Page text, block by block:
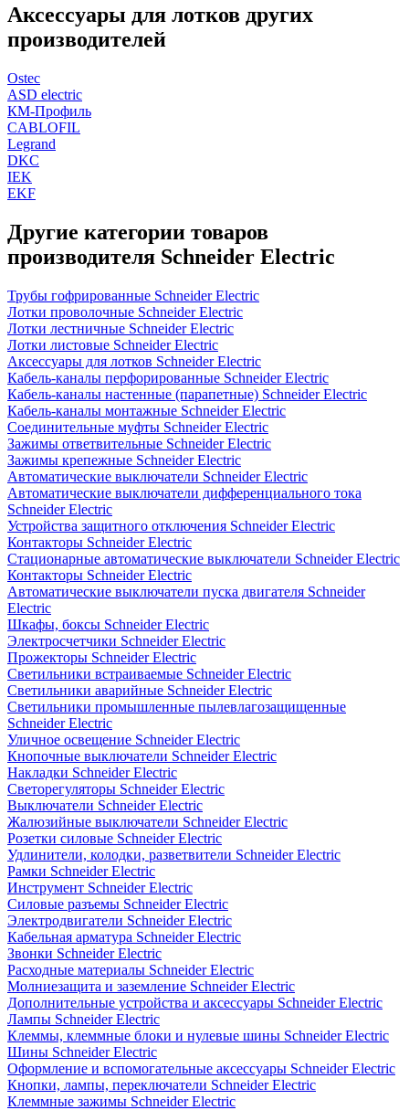
Аксессуары для лотков других
производителей
Ostec
ASD electric
КМ-Профиль
CABLOFIL
Legrand
DKC
IEK
EKF
Другие категории товаров
производителя Schneider Electric
Трубы гофрированные Schneider Electric
Лотки проволочные Schneider Electric
Лотки лестничные Schneider Electric
Лотки листовые Schneider Electric
Аксессуары для лотков Schneider Electric
Кабель-каналы перфорированные Schneider Electric
Кабель-каналы настенные (парапетные) Schneider Electric
Кабель-каналы монтажные Schneider Electric
Соединительные муфты Schneider Electric
Зажимы ответвительные Schneider Electric
Зажимы крепежные Schneider Electric
Автоматические выключатели Schneider Electric
Автоматические выключатели дифференциального тока
Schneider Electric
Устройства защитного отключения Schneider Electric
Контакторы Schneider Electric
Стационарные автоматические выключатели Schneider Electric
Контакторы Schneider Electric
Автоматические выключатели пуска двигателя Schneider
Electric
Шкафы, боксы Schneider Electric
Электросчетчики Schneider Electric
Прожекторы Schneider Electric
Светильники встраиваемые Schneider Electric
Светильники аварийные Schneider Electric
Светильники промышленные пылевлагозащищенные
Schneider Electric
Уличное освещение Schneider Electric
Кнопочные выключатели Schneider Electric
Накладки Schneider Electric
Светорегуляторы Schneider Electric
Выключатели Schneider Electric
Жалюзийные выключатели Schneider Electric
Розетки силовые Schneider Electric
Удлинители, колодки, разветвители Schneider Electric
Рамки Schneider Electric
Инструмент Schneider Electric
Силовые разъемы Schneider Electric
Электродвигатели Schneider Electric
Кабельная арматура Schneider Electric
Звонки Schneider Electric
Расходные материалы Schneider Electric
Молниезащита и заземление Schneider Electric
Дополнительные устройства и аксессуары Schneider Electric
Лампы Schneider Electric
Клеммы, клеммные блоки и нулевые шины Schneider Electric
Шины Schneider Electric
Оформление и вспомогательные аксессуары Schneider Electric
Кнопки, лампы, переключатели Schneider Electric
Клеммные зажимы Schneider Electric